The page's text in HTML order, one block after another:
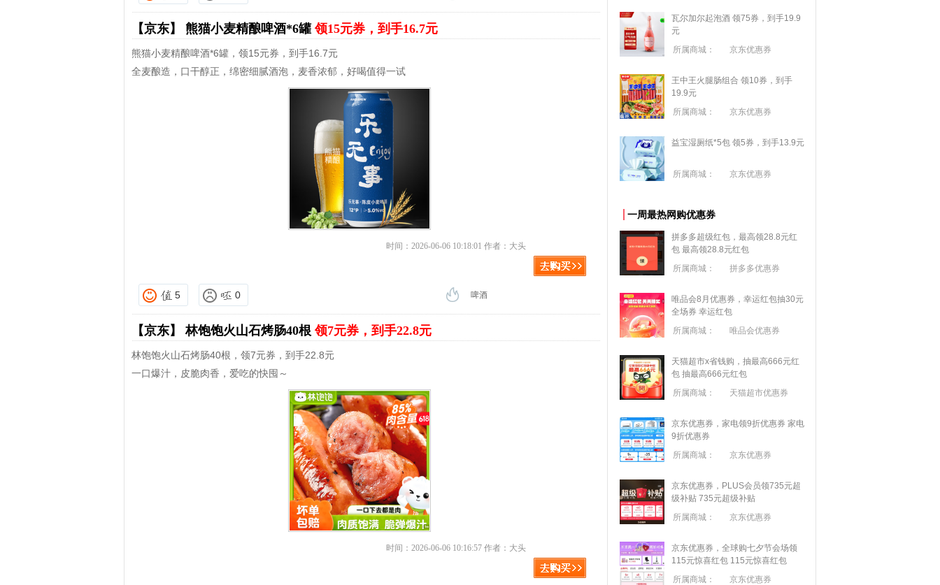
【京东】 熊猫小麦精酿啤酒*6罐领15元券，到手16.7元
熊猫小麦精酿啤酒*6罐，领15元券，到手16.7元
全麦酿造，口干醇正，绵密细腻酒泡，麦香浓郁，好喝值得一试
时间：2026-06-06 10:18:01 作者：大头
5 0 啤酒
【京东】林饱饱火山石烤肠40根领7元券，到手22.8元
林饱饱火山石烤肠40根，领7元券，到手22.8元
一口爆汁，皮脆肉香，爱吃的快囤～
时间：2026-06-06 10:16:57 作者：大头
瓦尔加尔起泡酒 领75券，到手19.9
元
所属商城：
京东优惠券
王中王火腿肠组合 领10券，到手
19.9元
所属商城：
京东优惠券
益宝湿厕纸*5包 领5券，到手13.9元
所属商城： 京东优惠券
一周最热网购优惠券
拼多多超级红包，最高领28.8元红
包 最高领28.8元红包
所属商城：
拼多多优惠券
唯品会8月优惠券，幸运红包抽30元
全场券 幸运红包
所属商城：
唯品会优惠券
天猫超市x省钱购，抽最高666元红
包 抽最高666元红包
所属商城：
天猫超市优惠券
京东优惠券，家电领9折优惠券 家电
9折优惠券
所属商城：
京东优惠券
京东优惠券，PLUS会员领735元超
级补贴 735元超级补贴
所属商城：
京东优惠券
京东优惠券，全球购七夕节会场领
115元惊喜红包 115元惊喜红包
所属商城：
京东优惠券